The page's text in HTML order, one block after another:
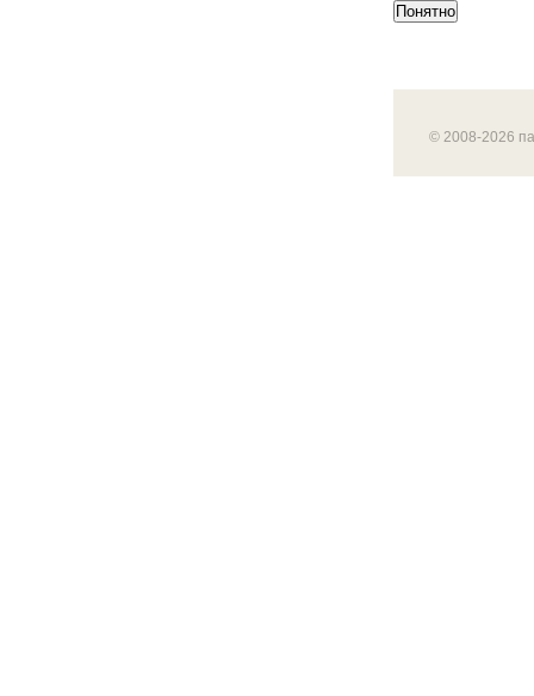
Понятно
© 2008-2026